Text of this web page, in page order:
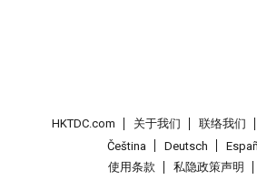
HKTDC.com 关于我们 联络我们
Čeština
Deutsch
使用条款
私隐政策声明